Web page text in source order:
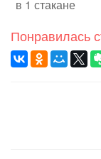
в 1 стакане
Понравилась